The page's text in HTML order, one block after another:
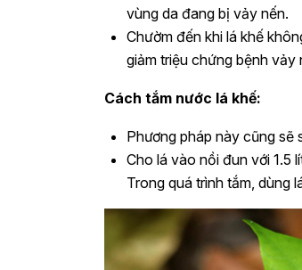
vùng da đang bị vảy nến.
Chườm đến khi lá khế
giảm triệu chứng bệnh vảy
Cách tắm nước lá khế:
Phương pháp này cũng sẽ
Cho lá vào nồi đun với 1.5
Trong quá trình tắm, dùng